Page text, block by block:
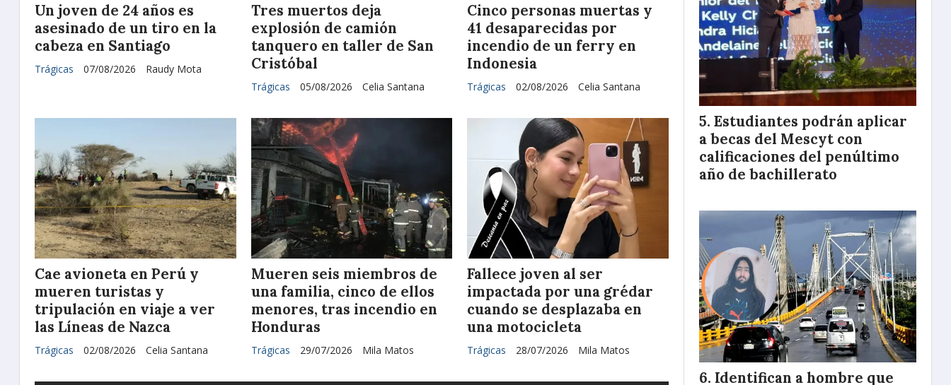
Un joven de 24 años es
asesinado de un tiro en la
cabeza en Santiago
Raudy Mota
Trágicas 07/08/2026
Tres muertos deja
explosión de camión
tanquero en taller de San
Cristóbal
Celia Santana
Trágicas 05/08/2026
Cinco personas muertas y
41 desaparecidas por
incendio de un ferry en
Indonesia
Celia Santana
Trágicas 02/08/2026
Cae avioneta en Perú y
mueren turistas y
tripulación en viaje a ver
las Líneas de Nazca
Celia Santana
Trágicas 02/08/2026
Mueren seis miembros de
una familia, cinco de ellos
menores, tras incendio en
Honduras
Mila Matos
Trágicas 29/07/2026
Fallece joven al ser
impactada por una grédar
cuando se desplazaba en
una motocicleta
Mila Matos
Trágicas 28/07/2026
Estudiantes podrán aplicar
a becas del Mescyt con
calificaciones del penúltimo
año de bachillerato
Identifican a hombre que